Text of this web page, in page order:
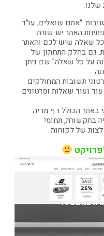
שלנו:
"אתם שואלים, עו"ד
האתר יש שורת
שאלה שיש לכם והאתר
גם בחלק התחתון של
על כל שאלה" שם ניתן
תשובות המחולקים
ועוד שאלות וסרטונים
באתר הכולל דף מדיה
בתקשורת, תחומי
של לקוחות.